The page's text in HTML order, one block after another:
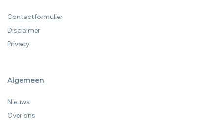
Contactformulier
Disclaimer
Privacy
Algemeen
Nieuws
Over ons